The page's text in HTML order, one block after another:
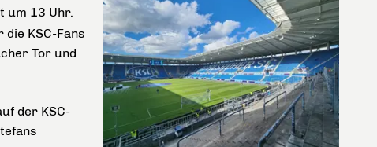
um 13 Uhr.
KSC-Fans
Tor und
der KSC-